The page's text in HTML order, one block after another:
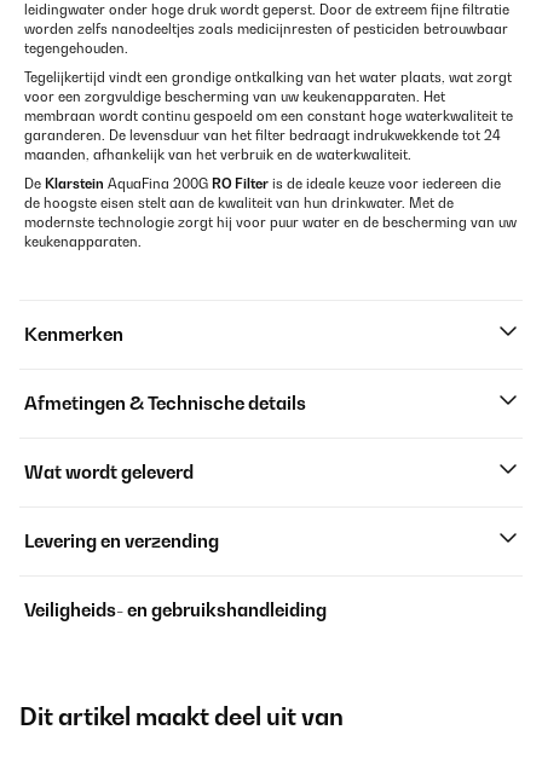
leidingwater onder hoge druk wordt geperst. Door de extreem fijne filtratie
worden zelfs nanodeeltjes zoals medicijnresten of pesticiden betrouwbaar
tegengehouden.
Tegelijkertijd vindt een grondige ontkalking van het water plaats, wat zorgt
voor een zorgvuldige bescherming van uw keukenapparaten. Het
membraan wordt continu gespoeld om een constant hoge waterkwaliteit te
garanderen. De levensduur van het filter bedraagt indrukwekkende tot 24
maanden, afhankelijk van het verbruik en de waterkwaliteit.
De Klarstein AquaFina 200G RO Filter is de ideale keuze voor iedereen die
de hoogste eisen stelt aan de kwaliteit van hun drinkwater. Met de
modernste technologie zorgt hij voor puur water en de bescherming van uw
keukenapparaten.
Kenmerken
Afmetingen & Technische details
Wat wordt geleverd
Levering en verzending
Veiligheids- en gebruikshandleiding
Dit artikel maakt deel uit van